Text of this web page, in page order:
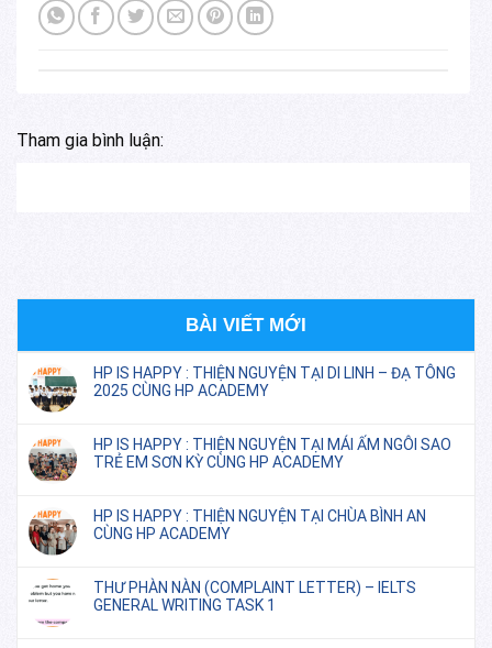
Tham gia bình luận:
BÀI VIẾT MỚI
HP IS HAPPY : THIỆN NGUYỆN TẠI DI LINH – ĐẠ TÔNG
2025 CÙNG HP ACADEMY
HP IS HAPPY : THIỆN NGUYỆN TẠI MÁI ẤM NGÔI SAO
TRẺ EM SƠN KỲ CÙNG HP ACADEMY
HP IS HAPPY : THIỆN NGUYỆN TẠI CHÙA BÌNH AN
CÙNG HP ACADEMY
THƯ PHÀN NÀN (COMPLAINT LETTER) – IELTS
GENERAL WRITING TASK 1